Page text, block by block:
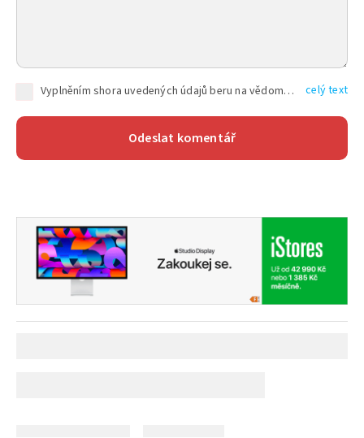
Vyplněním shora uvedených údajů beru na vědomí, že společnost TEXT FACTORY s.r.o., sídlem Brno, Durďákova 336/29, Černá Pole, PSČ: 613 00, IČ: 06157831, zapsané u Krajského soudu v Brně, oddíl C, vložka 100399, bude zpracovávat mé osobní údaje uvedené v rámci mnou vyplněného registračního formuláře na základě oprávněných zájmů TEXT FACTORY s.r.o. dle čl. 6 odst. 1 písm. f) GDPR a pro splnění právních povinností (čl. 6 odst. 1 písm. c) GDPR), a to pro tyto účely: nezbytnost zajistit oprávnění návštěvníka webových stránek provozovaných společností TEXT FACTORY s.r.o. přispívat aktivně ke zveřejněným článkům nebo v rámci diskusních fór a výkon práv TEXT FACTORY s.r.o. jako administrátora těchto diskusních fór. Více informací o zpracování osobních údajů a právech lze nalézt v celý text